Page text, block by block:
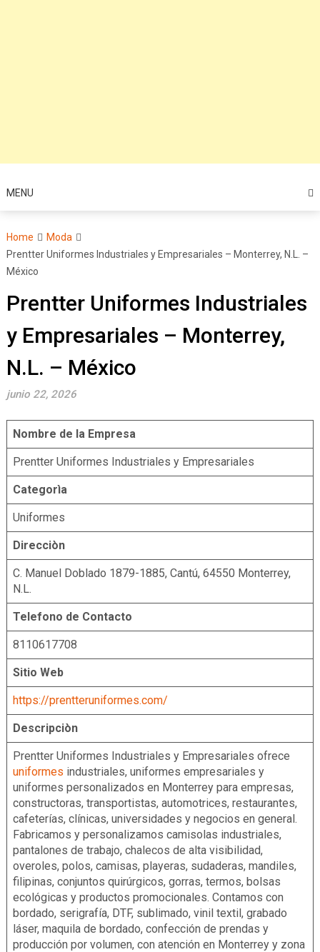
MENU
Home
Moda
Prentter Uniformes Industriales y Empresariales – Monterrey, N.L. –
México
Prentter Uniformes Industriales
y Empresariales – Monterrey,
N.L. – México
junio 22, 2026
Nombre de la Empresa
Prentter Uniformes Industriales y Empresariales
Categorìa
Uniformes
Direcciòn
C. Manuel Doblado 1879-1885, Cantú, 64550 Monterrey,
N.L.
Telefono de Contacto
8110617708
Sitio Web
https://prentteruniformes.com/
Descripciòn
Prentter Uniformes Industriales y Empresariales ofrece
uniformes industriales, uniformes empresariales y
uniformes personalizados en Monterrey para empresas,
constructoras, transportistas, automotrices, restaurantes,
cafeterías, clínicas, universidades y negocios en general.
Fabricamos y personalizamos camisolas industriales,
pantalones de trabajo, chalecos de alta visibilidad,
overoles, polos, camisas, playeras, sudaderas, mandiles,
filipinas, conjuntos quirúrgicos, gorras, termos, bolsas
ecológicas y productos promocionales. Contamos con
bordado, serigrafía, DTF, sublimado, vinil textil, grabado
láser, maquila de bordado, confección de prendas y
producción por volumen, con atención en Monterrey y zona